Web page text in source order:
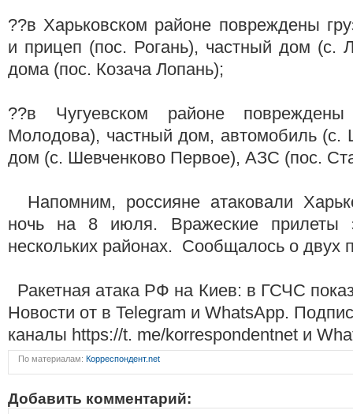
??в Харьковском районе повреждены
и прицеп (пос. Рогань), частный дом (с.
дома (пос. Козача Лопань);
??в Чугуевском районе повреждены
Молодова), частный дом, автомобиль (с.
дом (с. Шевченково Первое), АЗС (пос.
Напомним, россияне атаковали
ночь на 8 июля. Вражеские прилеты
нескольких районах. Сообщалось о двух
Ракетная атака РФ на Киев: в ГСЧС
Новости от в Telegram и WhatsApp.
каналы https://t. me/korrespondentnet и
По материалам: Корреспондент.net
Добавить комментарий: